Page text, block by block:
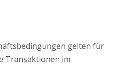
gelten für
Transaktionen im